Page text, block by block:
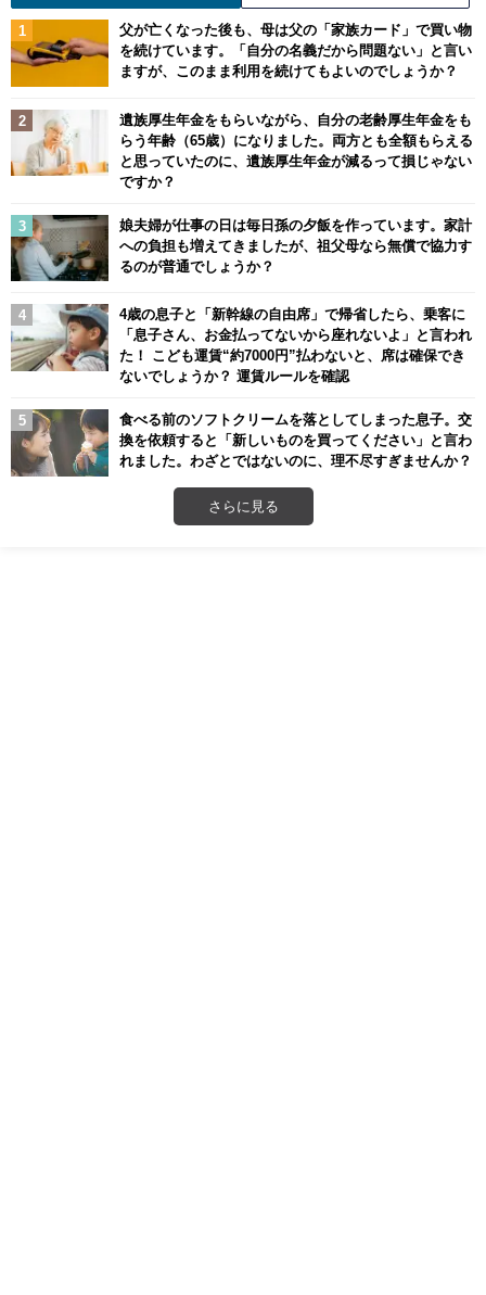
父が亡くなった後も、母は父の「家族カード」で買い物
を続けています。「自分の名義だから問題ない」と言い
ますが、このまま利用を続けてもよいのでしょうか？
遺族厚生年金をもらいながら、自分の老齢厚生年金をも
らう年齢（65歳）になりました。両方とも全額もらえる
と思っていたのに、遺族厚生年金が減るって損じゃない
ですか？
娘夫婦が仕事の日は毎日孫の夕飯を作っています。家計
への負担も増えてきましたが、祖父母なら無償で協力す
るのが普通でしょうか？
4歳の息子と「新幹線の自由席」で帰省したら、乗客に
「息子さん、お金払ってないから座れないよ」と言われ
た！ こども運賃“約7000円”払わないと、席は確保でき
ないでしょうか？ 運賃ルールを確認
食べる前のソフトクリームを落としてしまった息子。交
換を依頼すると「新しいものを買ってください」と言わ
れました。わざとではないのに、理不尽すぎませんか？
さらに見る